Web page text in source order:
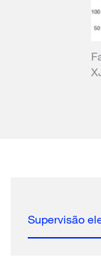
Supervisão